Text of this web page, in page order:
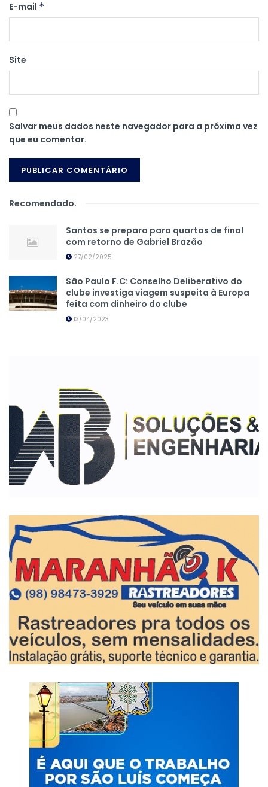
E-mail *
Site
Salvar meus dados neste navegador para a próxima vez
que eu comentar.
Recomendado.
Santos se prepara para quartas de final
com retorno de Gabriel Brazão
27/02/2025
São Paulo F.C: Conselho Deliberativo do
clube investiga viagem suspeita à Europa
feita com dinheiro do clube
13/04/2023